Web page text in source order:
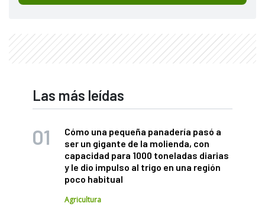
Las más leídas
Cómo una pequeña panadería pasó a
ser un gigante de la molienda, con
capacidad para 1000 toneladas diarias
y le dio impulso al trigo en una región
poco habitual
Agricultura